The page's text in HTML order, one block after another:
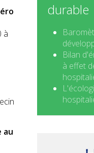
à
au
durable
Bilan
à effet